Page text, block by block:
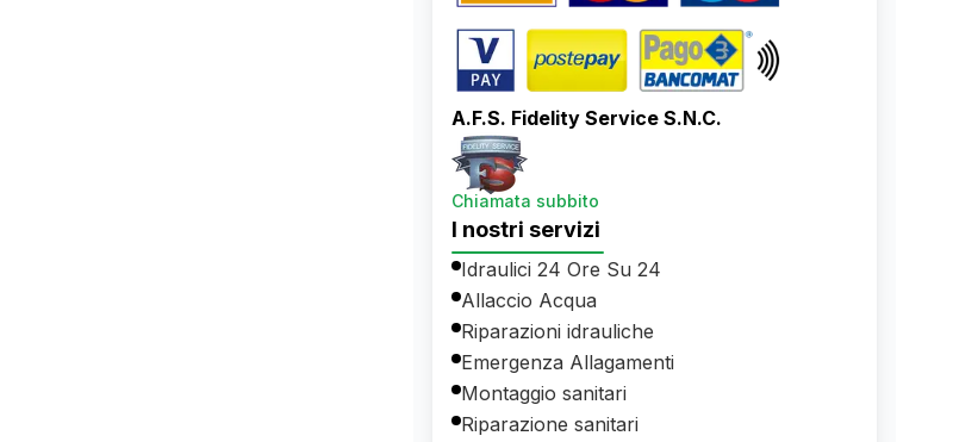
A.F.S. Fidelity Service S.N.C.
Chiamata subbito
I nostri servizi
Idraulici 24 Ore Su 24
Allaccio Acqua
Riparazioni idrauliche
Emergenza Allagamenti
Montaggio sanitari
Riparazione sanitari